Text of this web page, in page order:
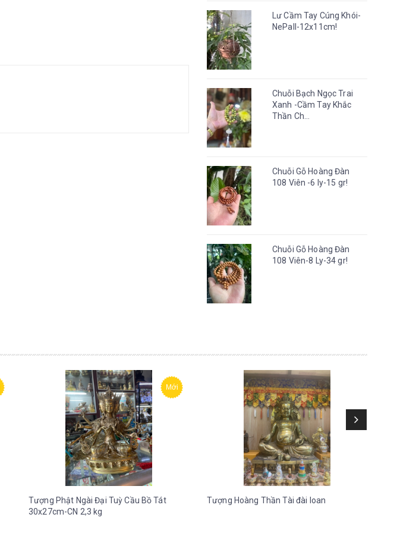
Lư Cầm Tay Cúng Khói-
NePall-12x11cm!
Chuỗi Bạch Ngọc Trai
Xanh -Cầm Tay Khắc
Thần Ch...
Chuỗi Gỗ Hoàng Đàn
108 Viên -6 ly-15 gr!
Chuỗi Gỗ Hoàng Đàn
108 Viên-8 Ly-34 gr!
Mới
Tượng Phật Ngài Đại Tuỳ Cầu Bồ Tát
30x27cm-CN 2,3 kg
Tượng Hoàng Thần Tài đài loan